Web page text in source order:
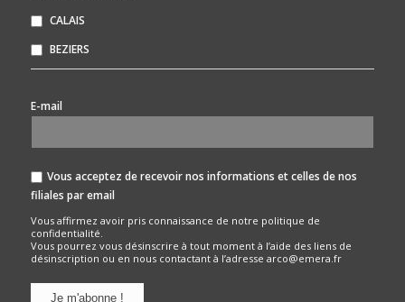
CALAIS
BEZIERS
E-mail
Vous acceptez de recevoir nos informations et celles de nos
filiales par email
Vous affirmez avoir pris connaissance de notre politique de
confidentialité.
Vous pourrez vous désinscrire à tout moment à l’aide des liens de
désinscription ou en nous contactant à l’adresse arco@emera.fr